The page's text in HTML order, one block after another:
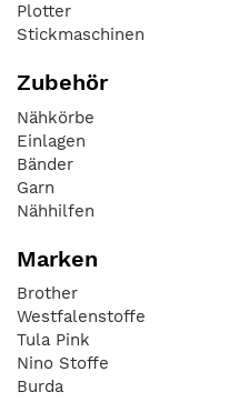
Plotter
Stickmaschinen
Zubehör
Nähkörbe
Einlagen
Bänder
Garn
Nähhilfen
Marken
Brother
Westfalenstoffe
Tula Pink
Nino Stoffe
Burda